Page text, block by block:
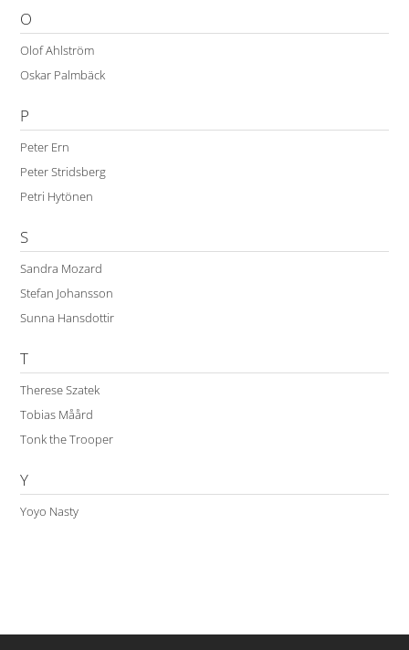
O
Olof Ahlström
Oskar Palmbäck
P
Peter Ern
Peter Stridsberg
Petri Hytönen
S
Sandra Mozard
Stefan Johansson
Sunna Hansdottir
T
Therese Szatek
Tobias Måård
Tonk the Trooper
Y
Yoyo Nasty